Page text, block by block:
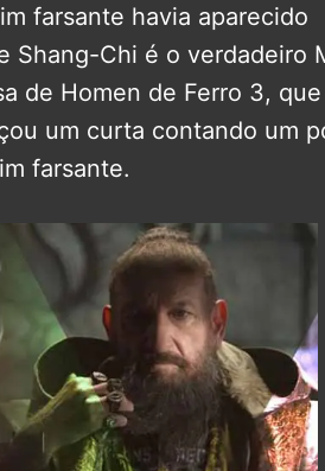
farsante havia aparecido
Shang-Chi é o verdadeiro
de Homen de Ferro 3,
um curta contando um
farsante.